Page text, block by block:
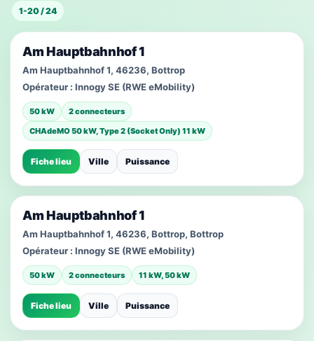
1-20 / 24
Am Hauptbahnhof 1
Am Hauptbahnhof 1, 46236, Bottrop
Opérateur : Innogy SE (RWE eMobility)
50 kW
2 connecteurs
CHAdeMO 50 kW, Type 2 (Socket Only) 11 kW
Fiche lieu Ville Puissance
Am Hauptbahnhof 1
Am Hauptbahnhof 1, 46236, Bottrop, Bottrop
Opérateur : Innogy SE (RWE eMobility)
50 kW 2 connecteurs 11 kW, 50 kW
Fiche lieu Ville Puissance